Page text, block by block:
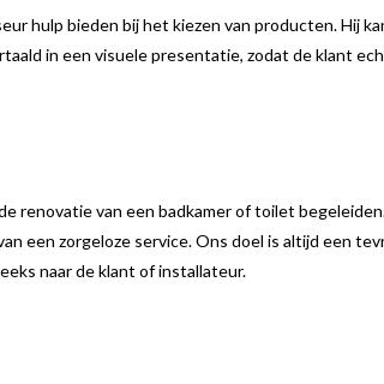
hulp bieden bij het kiezen van producten. Hij
in een visuele presentatie, zodat de klant
renovatie van een badkamer of toilet
een zorgeloze service. Ons doel is altijd een
naar de klant of installateur.